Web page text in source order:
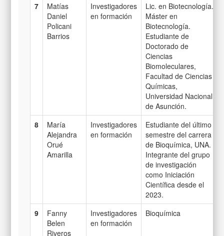
7
Matías
Daniel
Policani
Barrios
Investigadores
en formación
Lic. en Biotecnología.
Máster en
Biotecnología.
Estudiante de
Doctorado de
Ciencias
Biomoleculares,
Facultad de Ciencias
Químicas,
Universidad Nacional
de Asunción.
8
María
Alejandra
Orué
Amarilla
Investigadores
en formación
Estudiante del último
semestre del carrera
de Bioquímica, UNA.
Integrante del grupo
de investigación
como Iniciación
Científica desde el
2023.
9
Fanny
Belen
Riveros
Investigadores
en formación
Bioquímica